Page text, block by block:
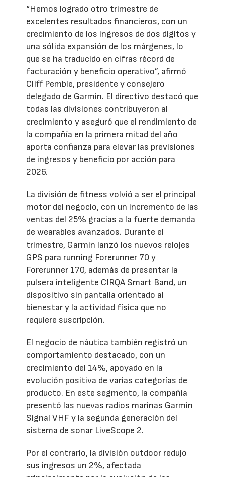
“Hemos logrado otro trimestre de
excelentes resultados financieros, con un
crecimiento de los ingresos de dos dígitos y
una sólida expansión de los márgenes, lo
que se ha traducido en cifras récord de
facturación y beneficio operativo”, afirmó
Cliff Pemble, presidente y consejero
delegado de Garmin. El directivo destacó que
todas las divisiones contribuyeron al
crecimiento y aseguró que el rendimiento de
la compañía en la primera mitad del año
aporta confianza para elevar las previsiones
de ingresos y beneficio por acción para
2026.
La división de fitness volvió a ser el principal
motor del negocio, con un incremento de las
ventas del 25% gracias a la fuerte demanda
de wearables avanzados. Durante el
trimestre, Garmin lanzó los nuevos relojes
GPS para running Forerunner 70 y
Forerunner 170, además de presentar la
pulsera inteligente CIRQA Smart Band, un
dispositivo sin pantalla orientado al
bienestar y la actividad física que no
requiere suscripción.
El negocio de náutica también registró un
comportamiento destacado, con un
crecimiento del 14%, apoyado en la
evolución positiva de varias categorías de
producto. En este segmento, la compañía
presentó las nuevas radios marinas Garmin
Signal VHF y la segunda generación del
sistema de sonar LiveScope 2.
Por el contrario, la división outdoor redujo
sus ingresos un 2%, afectada